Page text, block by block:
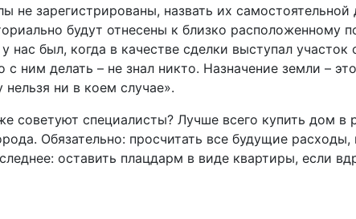
не зарегистрированы, назвать их
будут отнесены к близко расположенному
нас был, когда в качестве сделки выступал
ним делать – не знал никто. Назначение земли –
ни в коем случае».
советуют специалисты? Лучше всего купить дом в
Обязательно: просчитать все будущие расходы,
оставить плацдарм в виде квартиры, если